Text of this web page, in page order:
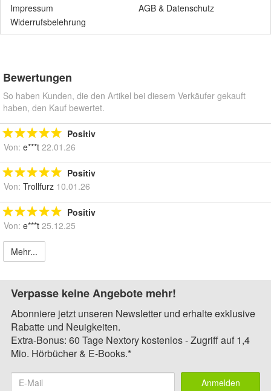
Impressum
AGB & Datenschutz
Widerrufsbelehrung
Bewertungen
So haben Kunden, die den Artikel bei diesem Verkäufer gekauft
haben, den Kauf bewertet.
Positiv
Von: e***t 22.01.26
Positiv
Von: Trollfurz 10.01.26
Positiv
Von: e***t 25.12.25
Mehr...
Verpasse keine Angebote mehr!
Abonniere jetzt unseren Newsletter und erhalte exklusive
Rabatte und Neuigkeiten.
Extra-Bonus: 60 Tage Nextory kostenlos - Zugriff auf 1,4
Mio. Hörbücher & E-Books.*
Anmelden